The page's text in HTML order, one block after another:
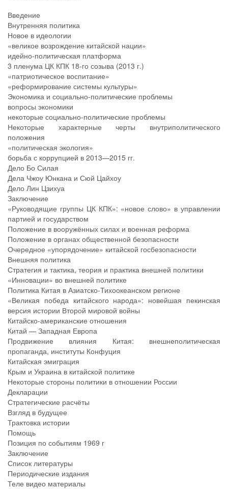
Введение
Внутренняя политика
Новое в идеологии
«великое возрождение китайской нации»
идейно-политическая платформа
3 пленума ЦК КПК 18-го созыва (2013 г.)
«патриотическое воспитание»
«реформирование системы культуры»
Экономика и социально-политические проблемы
вопросы экономики
некоторые социально-политические проблемы
Некоторые характерные черты внутриполитического
положения
«политическая экология»
борьба с коррупцией в 2013—2015 гг.
Дело Бо Силая
Дела Чжоу Юнкана и Сюй Цайхоу
Дело Лин Цзихуа
Заключение
«Руководящие группы ЦК КПК»: «новое слово» в управлении
партией и государством
Положение в вооружённых силах и военная реформа
Положение в органах общественной безопасности
Очередное «упорядочение» китайской госбезопасности
Внешняя политика
Стратегия и тактика, теория и практика внешней политики
«Инновации» во внешней политике
Политика Китая в Азиатско-Тихоокеанском регионе
«Великая победа китайского народа»: новейшая пекинская
версия истории Второй мировой войны
Китайско-американские отношения
Китай — Западная Европа
Продвижение влияния Китая: внешнеполитическая
пропаганда, институты Конфуция
Китайская эмиграция
Крым и Украина в китайской политике
Некоторые стороны политики в отношении России
Декларации
Стратегические расчёты
Взгляд в будущее
Трактовка истории
Помощь
Позиция по событиям 1969 г
Заключение
Список литературы
Периодические издания
Теле видео материалы